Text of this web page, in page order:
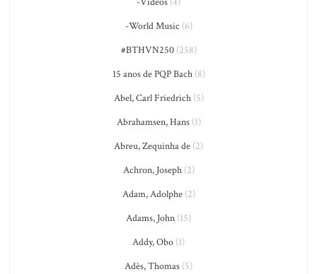
-World Music (6)
#BTHVN250(258)
15 anos de PQP Bach(8)
Abel, Carl Friedrich(5)
Abrahamsen, Hans(1)
Abreu, Zequinha de (2)
Achron, Joseph(2)
Adam, Adolphe(2)
Adams, John (15)
Addy, Obo (1)
Adès, Thomas (5)